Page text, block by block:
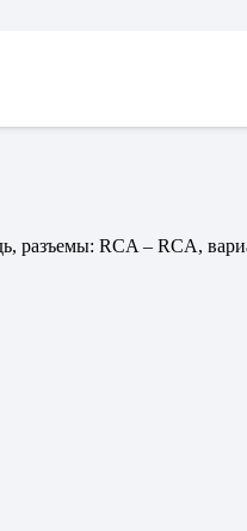
разъемы: RCA – RCA,